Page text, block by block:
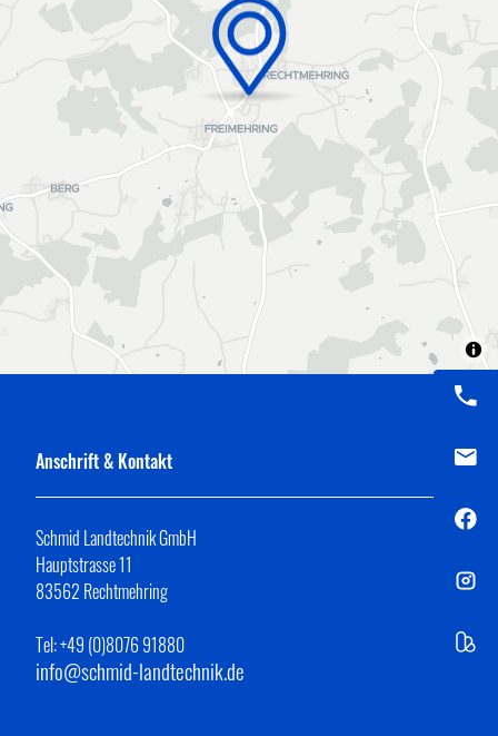
Anschrift & Kontakt
Schmid Landtechnik GmbH
Hauptstrasse 11
83562 Rechtmehring
Tel: +49 (0)8076 91880
info@schmid-landtechnik.de